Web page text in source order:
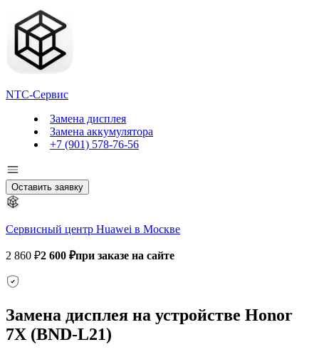
NTC-Сервис
Замена дисплея
Замена аккумулятора
+7 (901) 578-76-56
Оставить заявку
Сервисный центр Huawei в Москве
2 860 ₽2 600 ₽при заказе на сайте
Замена дисплея на устройстве Honor
7X (BND-L21)